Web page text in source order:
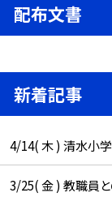
配布文書
新着記事
4/14( 木 ) 清水小学
3/25( 金 ) 教職員